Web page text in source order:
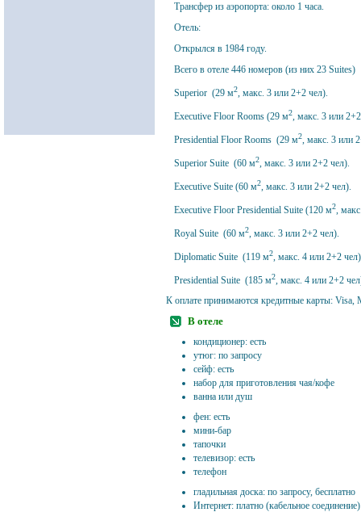
Трансфер из аэропорта: около 1 часа.
Отель:
Открылся в 1984 году.
Всего в отеле 446 номеров (из них 23 Suites)
Superior (29 м2, макс. 3 или 2+2 чел).
Executive Floor Rooms (29 м2, макс. 3 или
Presidential Floor Rooms (29 м2, макс. 3 или
Superior Suite (60 м2, макс. 3 или 2+2 чел).
Executive Suite (60 м2, макс. 3 или 2+2 чел).
Executive Floor Presidential Suite (120 м2,
Royal Suite (60 м2, макс. 3 или 2+2 чел).
Diplomatic Suite (119 м2, макс. 4 или 2+2
Presidential Suite (185 м2, макс. 4 или 2+2
К оплате принимаются кредитные карты: Visa,
В отеле
кондиционер: есть
утюг: по запросу
сейф: есть
набор для приготовления чая/кофе
ванна или душ
фен: есть
мини-бар
тапочки
телевизор: есть
телефон
гладильная доска: по запросу, бесплатно
Интернет: платно (кабельное соединение)